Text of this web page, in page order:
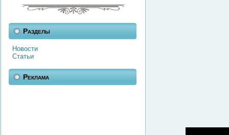
Разделы
Новости
Статьи
Реклама